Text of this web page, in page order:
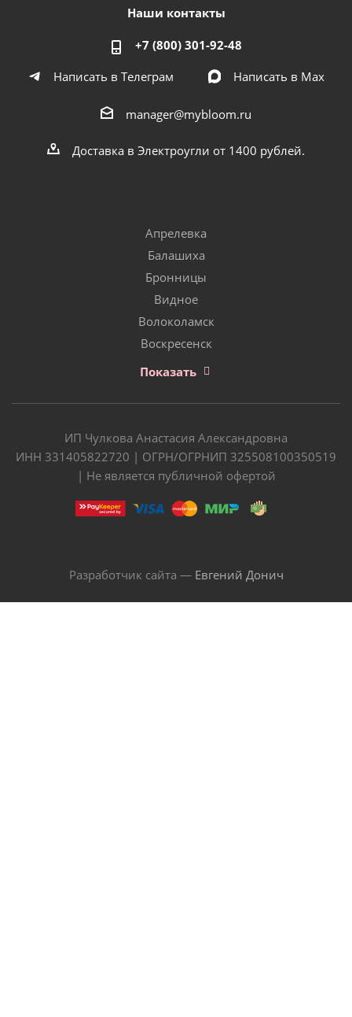
Наши контакты
+7 (800) 301-92-48
Написать в Телеграм
Написать в Мах
manager@mybloom.ru
Доставка в Электроугли от 1400 рублей.
Апрелевка
Балашиха
Бронницы
Видное
Волоколамск
Воскресенск
Показать
ИП Чулкова Анастасия Александровна
ИНН 331405822720 | ОГРН/ОГРНИП 325508100350519
| Не является публичной офертой
Разработчик сайта — Евгений Донич